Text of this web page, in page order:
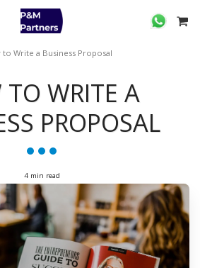
to Write a Business Proposal
WRITE A
PROPOSAL
4 min read